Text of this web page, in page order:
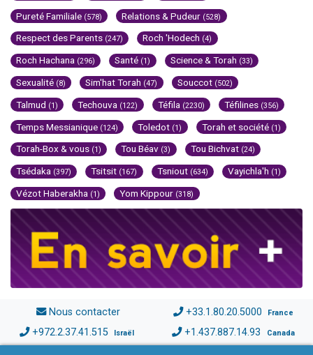
Pureté Familiale (578) Relations & Pudeur (528)
Respect des Parents (247) Roch 'Hodech (4)
Roch Hachana (296) Santé (1) Science & Torah (33)
Sexualité (8) Sim'hat Torah (47) Souccot (502)
Talmud (1) Techouva (122) Téfila (2230) Téfilines (356)
Temps Messianique (124) Toledot (1) Torah et société (1)
Torah-Box & vous (1) Tou Béav (3) Tou Bichvat (24)
Tsédaka (397) Tsitsit (167) Tsniout (634) Vayichla'h (1)
Vézot Haberakha (1) Yom Kippour (318)
Nous contacter +33.1.80.20.5000 France
+972.2.37.41.515 Israël +1.437.887.14.93 Canada